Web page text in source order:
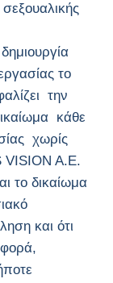
το
την
κάθε
χωρίς
A.E.
το δικαίωμα
και ότι